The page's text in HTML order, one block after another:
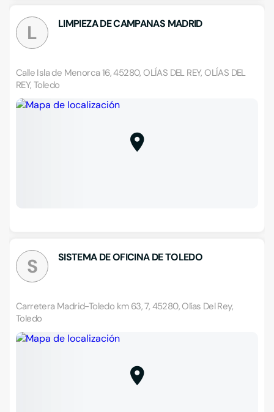
L LIMPIEZA DE CAMPANAS MADRID
Calle Isla de Menorca 16, 45280, OLÍAS DEL REY, OLÍAS DEL
REY, Toledo
S SISTEMA DE OFICINA DE TOLEDO
Carretera Madrid-Toledo km 63, 7, 45280, Olías Del Rey,
Toledo